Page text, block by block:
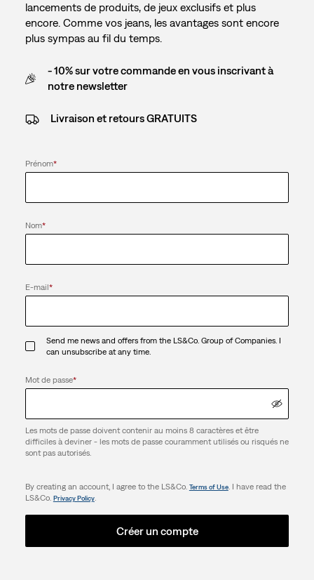
lancements de produits, de jeux exclusifs et plus
encore. Comme vos jeans, les avantages sont encore
plus sympas au fil du temps.
- 10% sur votre commande en vous inscrivant à
notre newsletter
Livraison et retours GRATUITS
Prénom*
Nom*
E-mail*
Send me news and offers from the LS&Co. Group of Companies. I
can unsubscribe at any time.
Mot de passe*
Les mots de passe doivent contenir au moins 8 caractères et être
difficiles à deviner - les mots de passe couramment utilisés ou risqués ne
sont pas autorisés.
By creating an account, I agree to the LS&Co. Terms of Use. I have read the
LS&Co. Privacy Policy.
Créer un compte